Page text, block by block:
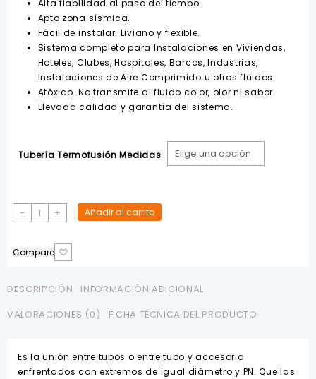
Alta fiabilidad al paso del tiempo.
Apto zona sísmica.
Fácil de instalar. Liviano y flexible.
Sistema completo para Instalaciones en Viviendas,
Hoteles, Clubes, Hospitales, Barcos, Industrias,
Instalaciones de Aire Comprimido u otros fluidos.
Atóxico. No transmite al fluido color, olor ni sabor.
Elevada calidad y garantía del sistema.
Tubería Termofusión Medidas
-
Tubo
PP
PN25
cantidad
+ Añadir al carrito
Compare
DESCRIPCIÓN
INFORMACIÓN ADICIONAL
VALORACIONES (0)
FICHA TÉCNICA DEL PRODUCTO
Es la unión entre tubos o entre tubo y accesorio
enfrentados con extremos de igual diámetro y PN. Que las